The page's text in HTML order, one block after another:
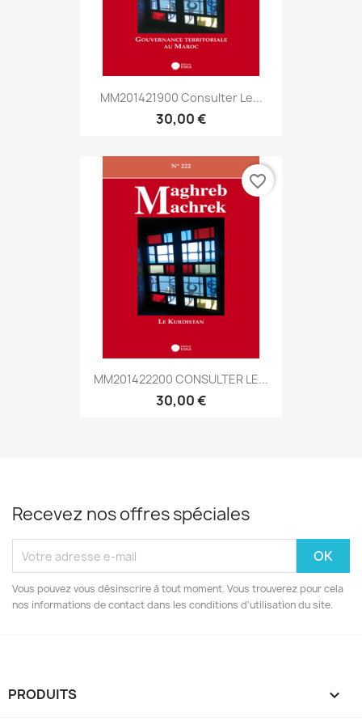
MM201421900 Consulter Le...
30,00 €
MM201422200 CONSULTER LE...
30,00 €
favorite_border
Recevez nos offres spéciales
Vous pouvez vous désinscrire à tout moment. Vous trouverez pour cela
nos informations de contact dans les conditions d'utilisation du site.
PRODUITS 